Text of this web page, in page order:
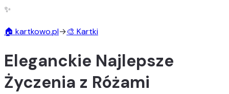
✨
🏠 kartkowo.pl→🎨 Kartki
Eleganckie Najlepsze
Życzenia z Różami